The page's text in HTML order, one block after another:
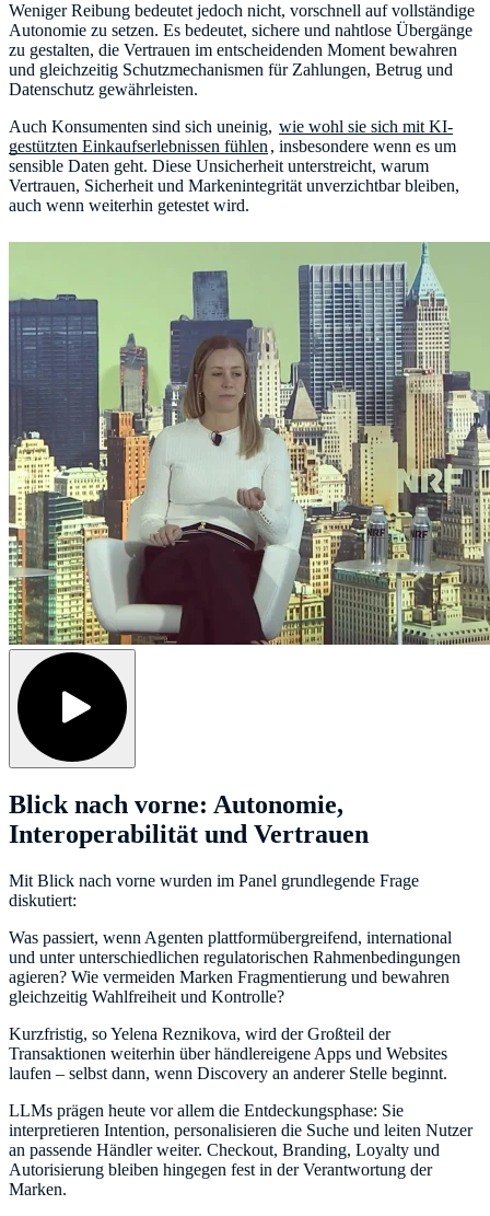
Weniger Reibung bedeutet jedoch nicht, vorschnell auf vollständige
Autonomie zu setzen. Es bedeutet, sichere und nahtlose Übergänge
zu gestalten, die Vertrauen im entscheidenden Moment bewahren
und gleichzeitig Schutzmechanismen für Zahlungen, Betrug und
Datenschutz gewährleisten.
Auch Konsumenten sind sich uneinig, wie wohl sie sich mit KI-
gestützten Einkaufserlebnissen fühlen , insbesondere wenn es um
sensible Daten geht. Diese Unsicherheit unterstreicht, warum
Vertrauen, Sicherheit und Markenintegrität unverzichtbar bleiben,
auch wenn weiterhin getestet wird.
Blick nach vorne: Autonomie,
Interoperabilität und Vertrauen
Mit Blick nach vorne wurden im Panel grundlegende Frage
diskutiert:
Was passiert, wenn Agenten plattformübergreifend, international
und unter unterschiedlichen regulatorischen Rahmenbedingungen
agieren? Wie vermeiden Marken Fragmentierung und bewahren
gleichzeitig Wahlfreiheit und Kontrolle?
Kurzfristig, so Yelena Reznikova, wird der Großteil der
Transaktionen weiterhin über händlereigene Apps und Websites
laufen – selbst dann, wenn Discovery an anderer Stelle beginnt.
LLMs prägen heute vor allem die Entdeckungsphase: Sie
interpretieren Intention, personalisieren die Suche und leiten Nutzer
an passende Händler weiter. Checkout, Branding, Loyalty und
Autorisierung bleiben hingegen fest in der Verantwortung der
Marken.